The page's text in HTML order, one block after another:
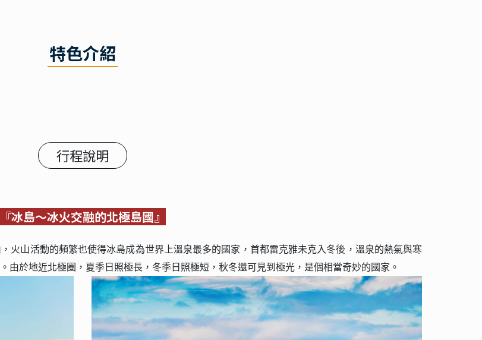
特色介紹
行程說明
『冰島～冰火交融的北極島國』
火山活動的頻繁也使得冰島成為世界上溫泉最多的國家，首都雷克雅未克入冬後，溫泉的熱氣與寒
由於地近北極圈，夏季日照極長，冬季日照極短，秋冬還可見到極光，是個相當奇妙的國家。